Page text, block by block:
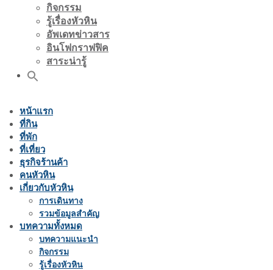
กิจกรรม
รู้เรื่องหัวหิน
อัพเดทข่าวสาร
อินโฟกราฟฟิค
สาระน่ารู้
หน้าแรก
ที่กิน
ที่พัก
ที่เที่ยว
ธุรกิจร้านค้า
คนหัวหิน
เกี่ยวกับหัวหิน
การเดินทาง
รวมข้อมูลสำคัญ
บทความทั้งหมด
บทความแนะนำ
กิจกรรม
รู้เรื่องหัวหิน